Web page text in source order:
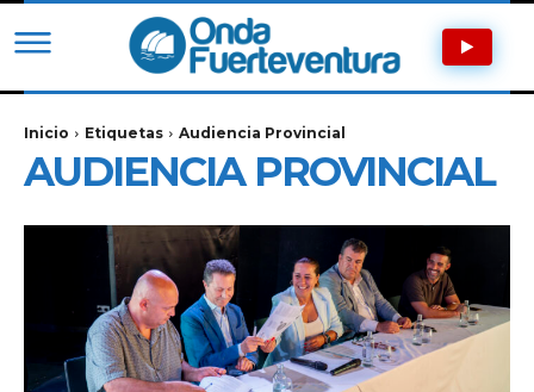
Inicio Etiquetas Audiencia Provincial
AUDIENCIA PROVINCIAL